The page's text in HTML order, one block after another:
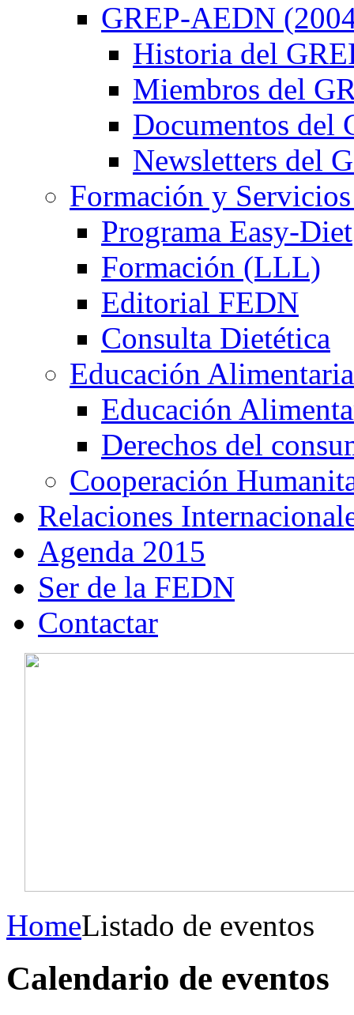
GREP-AEDN
Historia del
Miembros del
Documentos del
Newsletters del
Formación y
Programa Easy-Diet
Formación (LLL)
Editorial FEDN
Consulta Dietética
Educación Alimentaria
Educación
Derechos del
Cooperación
Relaciones
Agenda 2015
Ser de la FEDN
Contactar
HomeListado de eventos
Calendario de eventos